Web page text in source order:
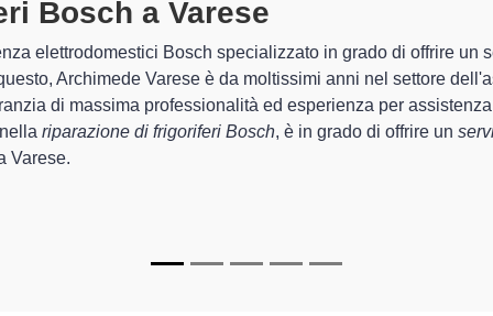
Bosch A Varese
Varese sono in grado di garantire al cliente
e lariparazione del tuo frigorifero Bosch a Varese,
di Archimede Varese sono in grado di fornire
funzionanti e durare a lungo nel tempo.